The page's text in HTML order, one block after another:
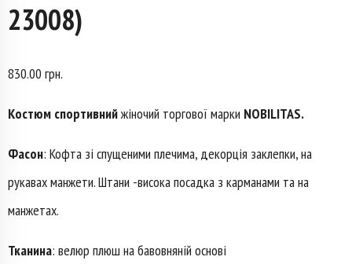
23008)
830.00 грн.
Костюм спортивнийжіночий торгової марки NOBILITAS.
Фасон: Кофта зі спущеними плечима, декорція заклепки, на
рукавах манжети. Штани -висока посадка з карманами та на
манжетах.
Тканина: велюр плюш на бавовняній основі